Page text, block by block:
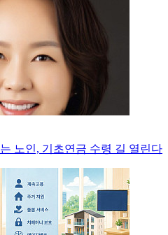
노인, 기초연금 수령 길 열린다